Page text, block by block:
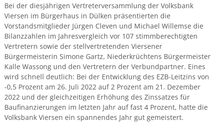
Bei der diesjährigen Vertreterversammlung der Volksbank
Viersen im Bürgerhaus in Dülken präsentierten die
Vorstandsmitglieder Jürgen Cleven und Michael Willemse die
Bilanzzahlen im Jahresvergleich vor 107 stimmberechtigten
Vertretern sowie der stellvertretenden Viersener
Bürgermeisterin Simone Gartz, Niederkrüchtens Bürgermeister
Kalle Wassong und den Vertretern der Verbundpartner. Eines
wird schnell deutlich: Bei der Entwicklung des EZB-Leitzins von
-0,5 Prozent am 26. Juli 2022 auf 2 Prozent am 21. Dezember
2022 und der gleichzeitigen Erhöhung des Zinssatzes für
Baufinanzierungen im letzten Jahr auf fast 4 Prozent, hatte die
Volksbank Viersen ein spannendes Jahr gut gemeistert.